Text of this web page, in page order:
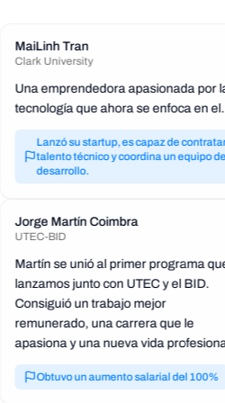
MaiLinh Tran
Clark University
Una emprendedora apasionada por
tecnología que ahora se enfoca en el
lado del desarrollo de su proyecto.
Lanzó su startup, es capaz de contratar
talento técnico y coordina un equipo de
desarrollo.
Jorge Martín Coimbra
UTEC-BID
Martín se unió al primer programa
lanzamos junto con UTEC y el BID.
Consiguió un trabajo mejor
remunerado, una carrera que le
apasiona y una nueva vida
Obtuvo un aumento salarial del 100%